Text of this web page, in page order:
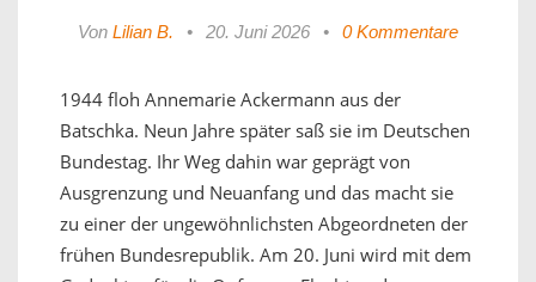
Von Lilian B. • 20. Juni 2026 • 0 Kommentare
1944 floh Annemarie Ackermann aus der
Batschka. Neun Jahre später saß sie im Deutschen
Bundestag. Ihr Weg dahin war geprägt von
Ausgrenzung und Neuanfang und das macht sie
zu einer der ungewöhnlichsten Abgeordneten der
frühen Bundesrepublik. Am 20. Juni wird mit dem